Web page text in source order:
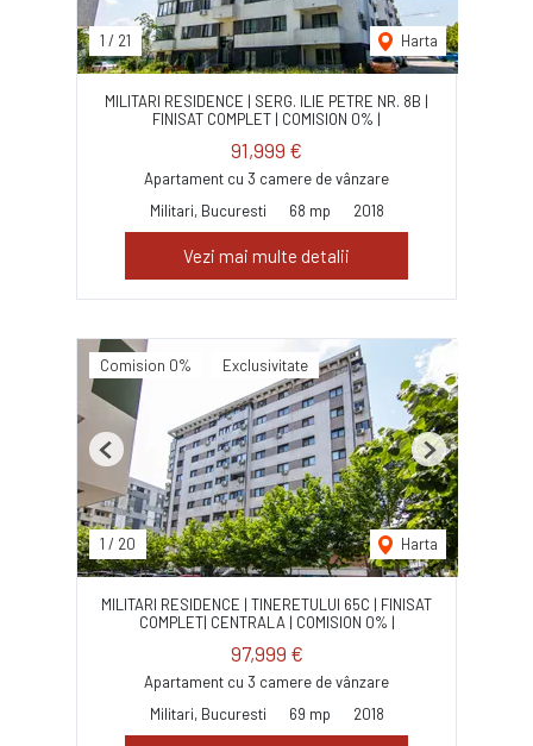
1 / 21 Harta
MILITARI RESIDENCE | SERG. ILIE PETRE NR. 8B |
FINISAT COMPLET | COMISION 0% |
91,999 €
Apartament cu 3 camere de vânzare
Militari, Bucuresti
68 mp 2018
Vezi mai multe detalii
Comision 0% Exclusivitate
1 / 20 Harta
Previous Next
MILITARI RESIDENCE | TINERETULUI 65C | FINISAT
COMPLET| CENTRALA | COMISION 0% |
97,999 €
Apartament cu 3 camere de vânzare
Militari, Bucuresti
69 mp 2018